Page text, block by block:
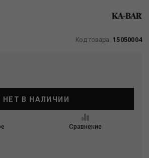
Код товара: 15050004
НЕТ В НАЛИЧИИ
Сравнение